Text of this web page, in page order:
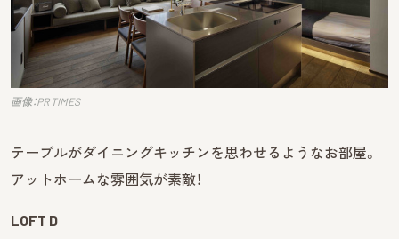
画像：PR TIMES
テーブルがダイニングキッチンを思わせるようなお部屋。
アットホームな雰囲気が素敵！
LOFT D